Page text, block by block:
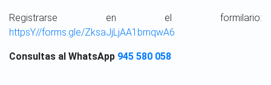
Registrarse en el formilario:
httpsY//forms.gle/ZksaJjLjAA1bmqwA6
Consultas al WhatsApp 945 580 058